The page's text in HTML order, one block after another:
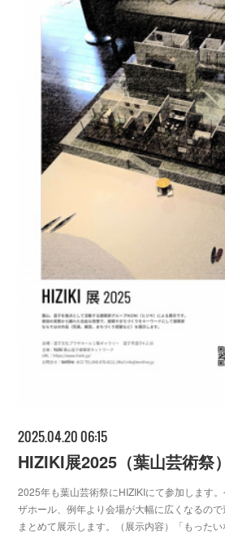
2025.04.20 06:15
HIZIKI展2025（葉山芸術祭）
2025年も葉山芸術祭にHIZIKIにて参加します
ザホール、例年より会場が大幅に広くなるの
まとめて展示します。（展示内容）「もった